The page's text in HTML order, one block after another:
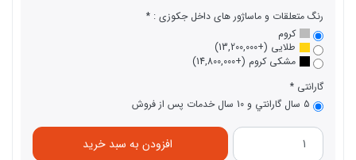
رنگ متعلقات و ماساژور های داخل جکوزی :
کروم
طلایی (+13,200,000)
مشکی کروم (+14,800,000)
گارانتی
5 سال گارانتي و 10 سال خدمات پس از فروش
افزودن به سبد خرید